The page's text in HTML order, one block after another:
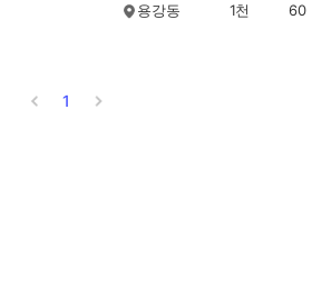
용강동 1천 60
1